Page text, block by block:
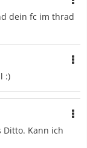
dein fc im thrad
:)
Ditto. Kann ich